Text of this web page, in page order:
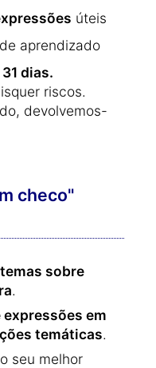
úteis
de aprendizado
dias.
riscos.
devolvemos-
checo"
sobre
.
em
temáticas.
seu melhor